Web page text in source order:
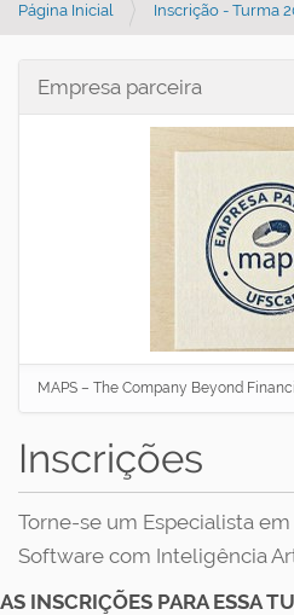
Página Inicial Inscrição - Turma
Empresa parceira
MAPS – The Company Beyond
Inscrições
Torne-se um Especialista
Software com Inteligência
AS INSCRIÇÕES PARA ESSA